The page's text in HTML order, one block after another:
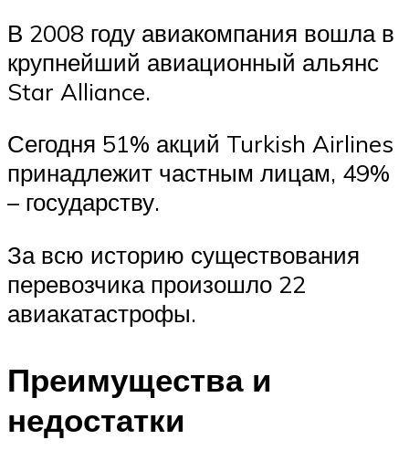
В 2008 году авиакомпания вошла в
крупнейший авиационный альянс
Star Alliance.
Сегодня 51% акций Turkish Airlines
принадлежит частным лицам, 49%
– государству.
За всю историю существования
перевозчика произошло 22
авиакатастрофы.
Преимущества и
недостатки